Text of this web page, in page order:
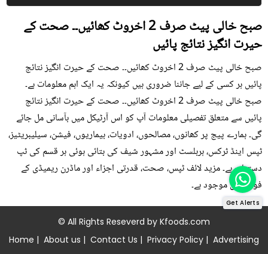
صبح خالی پیٹ صرف 2 اخروٹ کھائیں۔۔ صحت کے
حیرت انگیز نتائج پائیں
صبح خالی پیٹ صرف 2 اخروٹ کھائیں۔۔ صحت کے حیرت انگیز نتائج
پائیں ہر کسی کے لیے جاننا ضروری ہیں کیونکہ یہ ایک اہم معلومات ہے۔
صبح خالی پیٹ صرف 2 اخروٹ کھائیں۔۔ صحت کے حیرت انگیز نتائج
پائیں سے متعلق تفصیلی معلومات آپ کو اس آرٹیکل میں بآسانی مل جائے
گی۔ ہمارے پیج پر کھانوں، مصالحوں، ادویات، بیماریوں، فیشن، سیلیبریٹیز،
ٹپس اینڈ ٹرکس، ہربلسٹ اور مشہور شیف کی بتائی ہوئی ہر قسم کی ٹپ
دستیاب ہے۔ مزید لائف ٹپس، صحت، قدرتی اجزاء اور ماڈرن ریمیڈی کے
فوڈز میں موجود ہے۔
© All Rights Reseverd by Kfoods.com
Home | About us | Contact Us | Privacy Policy | Advertising
Get Alerts